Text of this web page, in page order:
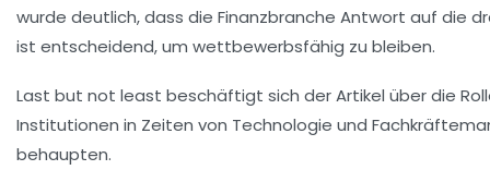
wurde deutlich, dass die Finanzbranche Antwort auf die
ist entscheidend, um wettbewerbsfähig zu bleiben.
Last but not least beschäftigt sich der Artikel über die
Institutionen in Zeiten von Technologie und
behaupten.